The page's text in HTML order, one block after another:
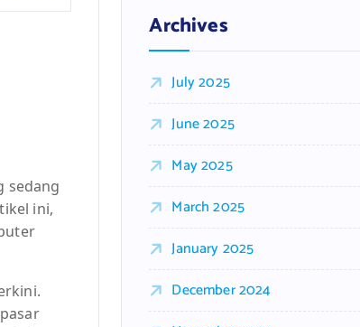
sedang
ini,
Archives
July 2025
June 2025
May 2025
March 2025
January 2025
December 2024